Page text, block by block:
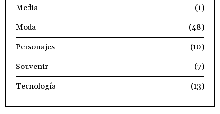
Media
(1)
Moda
(48)
Personajes
(10)
Souvenir
(7)
Tecnología
(13)